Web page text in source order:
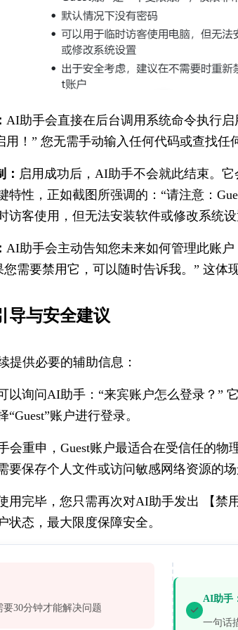
AI助手会直接在后台调用系统命令执行
用！” 您无需手动输入任何代码或查找任
启用成功后，AI助手不会就此结束。
特性，正如截图所强调的：“请注意：
访客使用，但无法安装软件或修改系统
AI助手会主动告知您未来如何管理此账
需要禁用它，可以随时告诉我。” 这体
导与安全建议
提供必要的辅助信息：
以询问AI助手：“来宾账户怎么登录？”
账户进行登录。
会重申，Guest账户最适合在受信任的
要保存个人文件或访问敏感网络资源的场
用完毕，您只需再次对AI助手发出 【禁
状态，最大限度保障安全。
30分钟才能解决问题
AI助手
一句话